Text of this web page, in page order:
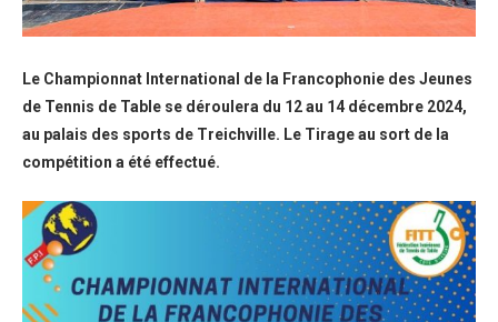
Le Championnat International de la Francophonie des Jeunes
de Tennis de Table se déroulera du 12 au 14 décembre 2024,
au palais des sports de Treichville. Le Tirage au sort de la
compétition a été effectué.